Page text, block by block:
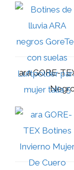
ara GORE-